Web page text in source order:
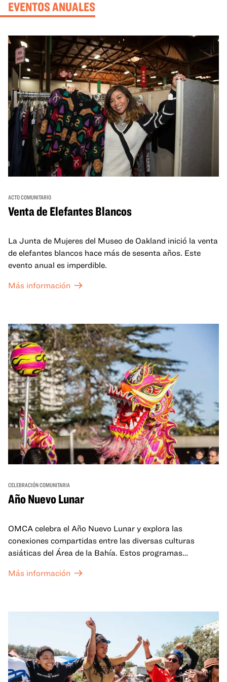
EVENTOS ANUALES
ACTO COMUNITARIO
Venta de Elefantes Blancos
La Junta de Mujeres del Museo de Oakland inició la venta
de elefantes blancos hace más de sesenta años. Este
evento anual es imperdible.
Más información
CELEBRACIÓN COMUNITARIA
Año Nuevo Lunar
OMCA celebra el Año Nuevo Lunar y explora las
conexiones compartidas entre las diversas culturas
asiáticas del Área de la Bahía. Estos programas
celebran y honran las tradiciones del Año Nuevo Lunar a
un espacio para que nuestras comunidades AAPI se
reúnan y se eleven mutuamente con círculos de curación
tanto presenciales como virtuales.
Más información